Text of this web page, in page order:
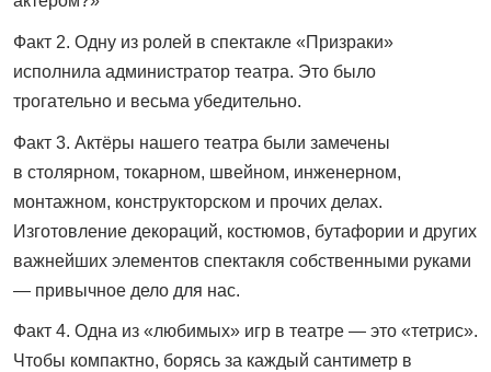
Факт 2. Одну из ролей в спектакле «Призраки»
исполнила администратор театра. Это было
трогательно и весьма убедительно.
Факт 3. Актёры нашего театра были замечены
в столярном, токарном, швейном, инженерном,
монтажном, конструкторском и прочих делах.
Изготовление декораций, костюмов, бутафории и других
важнейших элементов спектакля собственными руками
— привычное дело для нас.
Факт 4. Одна из «любимых» игр в театре — это «тетрис».
Чтобы компактно, борясь за каждый сантиметр в